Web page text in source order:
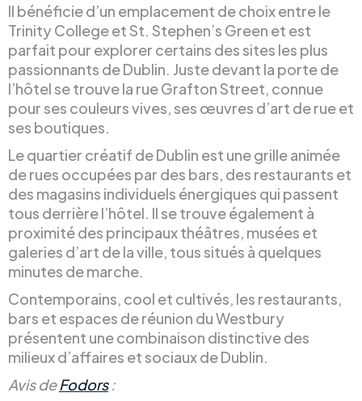
Il bénéficie d’un emplacement de choix entre le
Trinity College et St. Stephen’s Green et est
parfait pour explorer certains des sites les plus
passionnants de Dublin. Juste devant la porte de
l’hôtel se trouve la rue Grafton Street, connue
pour ses couleurs vives, ses œuvres d’art de rue et
ses boutiques.
Le quartier créatif de Dublin est une grille animée
de rues occupées par des bars, des restaurants et
des magasins individuels énergiques qui passent
tous derrière l’hôtel. Il se trouve également à
proximité des principaux théâtres, musées et
galeries d’art de la ville, tous situés à quelques
minutes de marche.
Contemporains, cool et cultivés, les restaurants,
bars et espaces de réunion du Westbury
présentent une combinaison distinctive des
milieux d’affaires et sociaux de Dublin.
Avis deFodors: